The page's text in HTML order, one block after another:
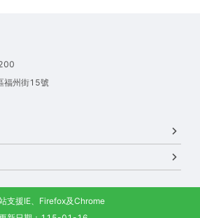
福州街15號
支援IE、Firefox及Chrome